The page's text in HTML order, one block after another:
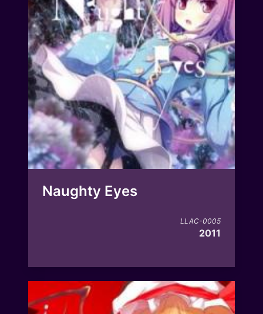
Naughty Eyes
LLAC-0005
2011